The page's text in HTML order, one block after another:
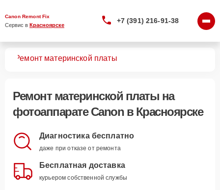
Canon Remont Fix
Сервис в Красноярске
+7 (391) 216-91-38
Ремонт материнской платы
Ремонт материнской платы на
фотоаппарате Canon в Красноярске
Диагностика бесплатно
даже при отказе от ремонта
Бесплатная доставка
курьером собственной службы